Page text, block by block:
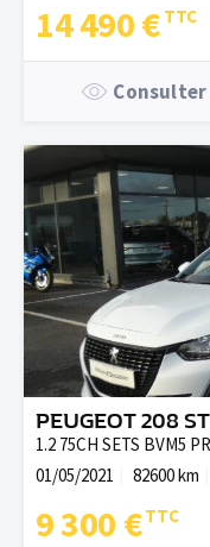
14 490 €
Consulter
PEUGEOT 208
1.2 75CH SETS BVM5
01/05/2021
82600 km
9 300 €